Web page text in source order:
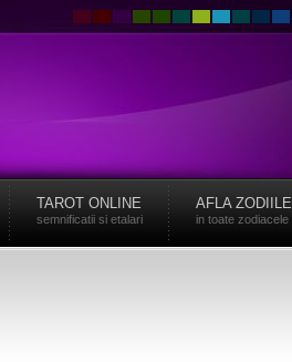
TAROT ONLINE
semnificatii si etalari
AFLA ZODIILE
in toate zodiacele